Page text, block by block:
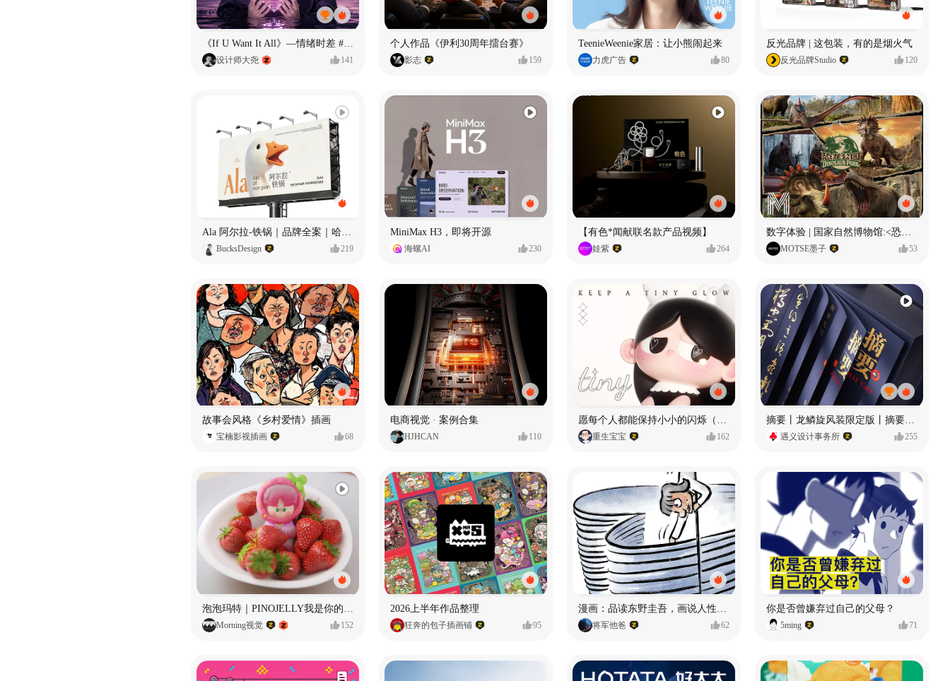
《If U Want It All》—情绪时差 #MVLAND嘻哈狂欢派对
设计师大尧 141
个人作品《伊利30周年擂台赛》
影志 159
TeenieWeenie家居：让小熊闹起来
力虎广告 80
反光品牌 | 这包装，有的是烟火气
反光品牌Studio 120
BucksDesign 219
MiniMax H3，即将开源
海螺AI 230
【有色*闻献联名款产品视频】
娃紫 264 MOTSE墨子 53
故事会风格《乡村爱情》插画
宝楠影视插画 68
电商视觉 · 案例合集
HJHCAN 110
愿每个人都能保持小小的闪烁（IP可授权）
重生宝宝 162
摘要丨龙鳞旋风装限定版丨摘要的比赛里 看谁卷s谁！
遇义设计事务所 255
Morning视觉 152
2026上半年作品整理
狂奔的包子插画铺 95 将军他爸 62
你是否曾嫌弃过自己的父母？
5ming 71